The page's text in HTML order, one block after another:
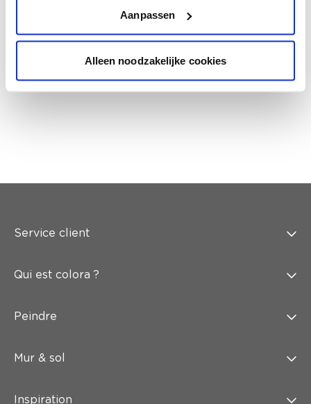
Aanpassen
Alleen noodzakelijke cookies
l'éclairage et de votre mobilier.
Obtenez un contrôle technologique de vos
Service client
Qui est colora ?
Peindre
Mur & sol
Inspiration